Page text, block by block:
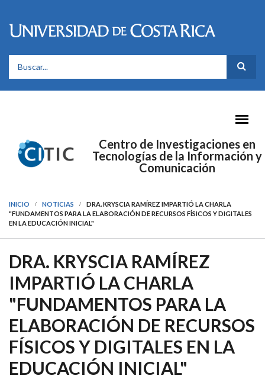
FORMULARIO DE BÚSQUEDA
Centro de Investigaciones en
Tecnologías de la Información y
Comunicación
INICIO NOTICIAS
DRA. KRYSCIA RAMÍREZ IMPARTIÓ LA CHARLA
"FUNDAMENTOS PARA LA ELABORACIÓN DE RECURSOS FÍSICOS Y DIGITALES
EN LA EDUCACIÓN INICIAL"
DRA. KRYSCIA RAMÍREZ
IMPARTIÓ LA CHARLA
"FUNDAMENTOS PARA LA
ELABORACIÓN DE RECURSOS
FÍSICOS Y DIGITALES EN LA
EDUCACIÓN INICIAL"